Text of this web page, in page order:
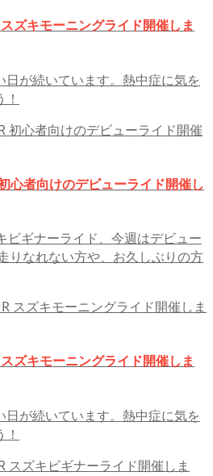
ズキモーニングライド開催しま
日が続いています。熱中症に気を
心者向けのデビューライド開催し
ビギナーライド、今週はデビュー
りなれない方や、お久しぶりの方
ズキモーニングライド開催しま
日が続いています。熱中症に気を